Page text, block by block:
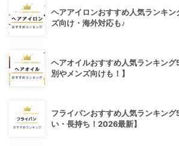
ヘアアイロンおすすめ人気ランキ
ズ向け・海外対応も♪
ヘアオイルおすすめ人気ランキン
別やメンズ向けも！】
フライパンおすすめ人気ランキン
い・長持ち！2026最新】